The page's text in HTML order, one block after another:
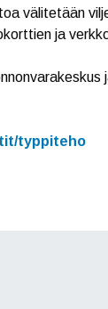
välitetään
ja
typpiteho